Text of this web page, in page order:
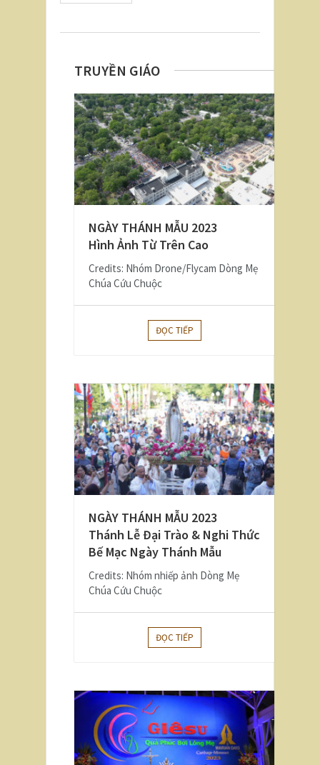
TRUYỀN GIÁO
NGÀY THÁNH MẪU 2023
Hình Ảnh Từ Trên Cao
Credits: Nhóm Drone/Flycam Dòng Mẹ
Chúa Cứu Chuộc
ĐỌC TIẾP
NGÀY THÁNH MẪU 2023
Thánh Lễ Đại Trào & Nghi Thức
Bế Mạc Ngày Thánh Mẫu
Credits: Nhóm nhiếp ảnh Dòng Mẹ
Chúa Cứu Chuộc
ĐỌC TIẾP